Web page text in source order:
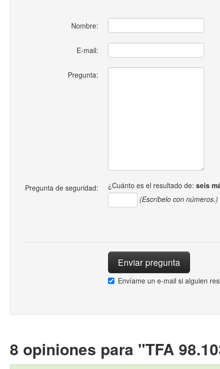
Nombre:
E-mail:
Pregunta:
Pregunta de seguridad: ¿Cuánto es el resultado de: seis
(Escríbelo con números.)
Envíame un e-mail si alguien
8 opiniones para "TFA